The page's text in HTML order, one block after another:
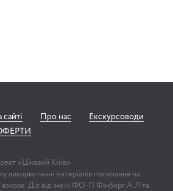
сайті Про нас
Екскурсоводи
«Цікавий Київ»
використанні матеріалів посилання на
Діє від імені ФО-П Фінберг А.Л та